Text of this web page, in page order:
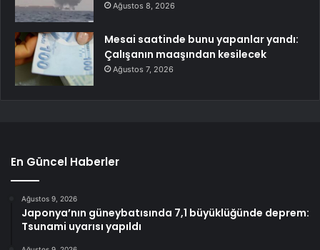
Ağustos 8, 2026
Mesai saatinde bunu yapanlar yandı:
Çalışanın maaşından kesilecek
Ağustos 7, 2026
En Güncel Haberler
Ağustos 9, 2026
Japonya’nın güneybatısında 7,1 büyüklüğünde deprem:
Tsunami uyarısı yapıldı